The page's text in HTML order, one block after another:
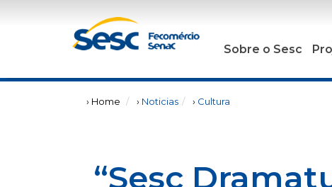
Sobre o Sesc
› Home › Noticias › Cultura
“Sesc